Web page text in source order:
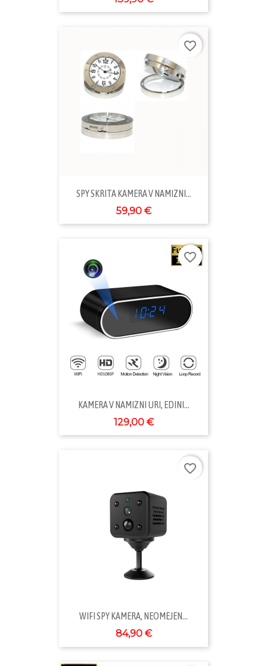
SPY SKRITA KAMERA V NAMIZNI...
59,90 €
favorite_border
KAMERA V NAMIZNI URI, EDINI...
129,00 €
favorite_border
WIFI SPY KAMERA, NEOMEJEN...
84,90 €
favorite_border